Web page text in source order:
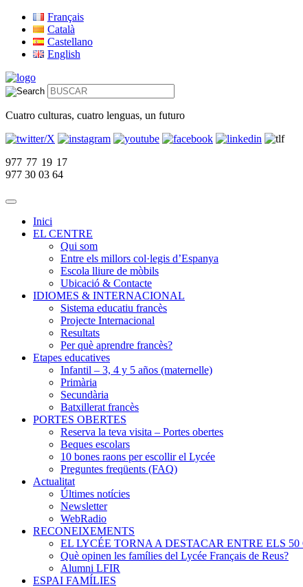
Français
Català
Castellano
English
Cuatro culturas, cuatro lenguas, un futuro
977 77 19 17
977 30 03 64
Inici
EL CENTRE
Qui som
Entre els millors col·legis d’Espanya
Escola lliure de mòbils
Ubicació & Contacte
IDIOMES & INTERNACIONAL
Sistema educatiu francès
Projecte Internacional
Resultats
Per què aprendre francès?
Etapes educatives
Infantil – 3, 4 y 5 años (maternelle)
Primària
Secundària
Batxillerat francès
PORTES OBERTES
Reserva la teva visita – Portes obertes
Beques escolars
10 bones raons per escollir el Lycée
Preguntes freqüents (FAQ)
Actualitat
Últimes notícies
Newsletter
WebRadio
RECONEIXEMENTS
EL LYCÉE TORNA A DESTACAR ENTRE ELS
Què opinen les famílies del Lycée Français de Reus?
Alumni LFIR
ESPAI FAMÍLIES